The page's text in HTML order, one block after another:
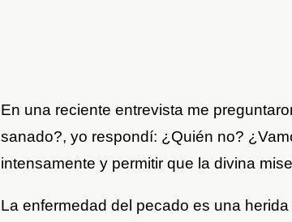
En una reciente entrevista me
sanado?, yo respondí: ¿Quién no?
intensamente y permitir que la divina
La enfermedad del pecado es una